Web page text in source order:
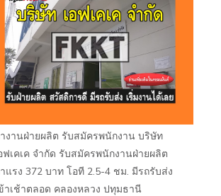
งานฝ่ายผลิต รับสมัครพนักงาน บริษัท
ฟเคเค จำกัด รับสมัครพนักงานฝ่ายผลิต
แรง 372 บาท โอที 2.5-4 ชม. มีรถรับส่ง
าเช้าตลอด คลองหลวง ปทุมธานี